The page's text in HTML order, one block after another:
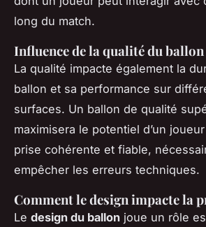
long du match.
Influence de la qualité du ballon
La qualité impacte également la
ballon et sa performance sur
surfaces. Un ballon de qualité
maximisera le potentiel d’un
prise cohérente et fiable,
empêcher les erreurs techniques.
Comment le design impacte la
Le design du ballon joue un rôle